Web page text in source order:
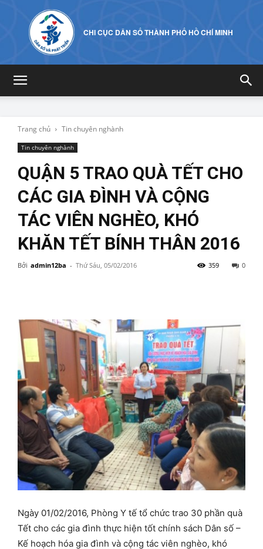
CHI CỤC DÂN SỐ THÀNH PHỐ HỒ CHÍ MINH
Trang chủ Tin chuyên nghành
Tin chuyên nghành
QUẬN 5 TRAO QUÀ TẾT CHO
CÁC GIA ĐÌNH VÀ CỘNG
TÁC VIÊN NGHÈO, KHÓ
KHĂN TẾT BÍNH THÂN 2016
Bởi admin12ba - Thứ Sáu, 05/02/2016 0
359
Ngày 01/02/2016, Phòng Y tế tổ chức trao 30 phần quà
Tết cho các gia đình thực hiện tốt chính sách Dân số –
Kế hoạch hóa gia đình và cộng tác viên nghèo, khó